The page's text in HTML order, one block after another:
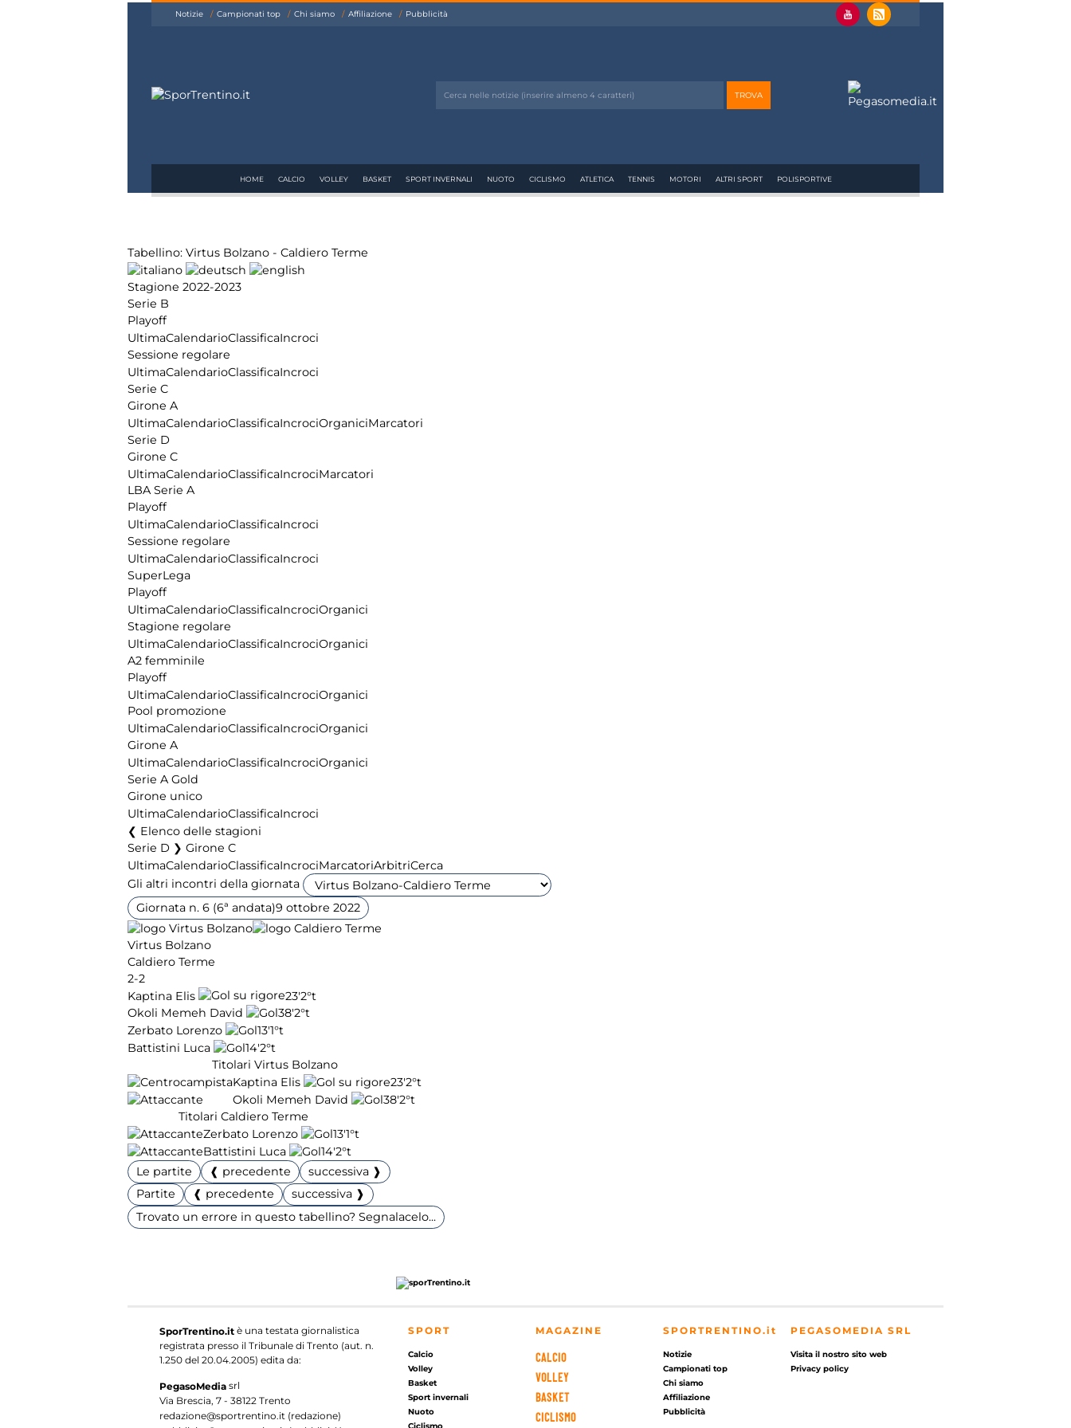
Notizie Campionati top Chi siamo Affiliazione Pubblicità
HOME CALCIO VOLLEY BASKET SPORT INVERNALI NUOTO CICLISMO ATLETICA TENNIS MOTORI ALTRI SPORT POLISPORTIVE
Tabellino: Virtus Bolzano - Caldiero Terme
Stagione 2022-2023
Serie B
Playoff
UltimaCalendarioClassificaIncroci
Sessione regolare
UltimaCalendarioClassificaIncroci
Serie C
Girone A
UltimaCalendarioClassificaIncrociOrganiciMarcatori
Serie D
Girone C
UltimaCalendarioClassificaIncrociMarcatori
LBA Serie A
Playoff
UltimaCalendarioClassificaIncroci
Sessione regolare
UltimaCalendarioClassificaIncroci
SuperLega
Playoff
UltimaCalendarioClassificaIncrociOrganici
Stagione regolare
UltimaCalendarioClassificaIncrociOrganici
A2 femminile
Playoff
UltimaCalendarioClassificaIncrociOrganici
Pool promozione
UltimaCalendarioClassificaIncrociOrganici
Girone A
UltimaCalendarioClassificaIncrociOrganici
Serie A Gold
Girone unico
UltimaCalendarioClassificaIncroci
Elenco delle stagioni
Serie D ❯ Girone C
UltimaCalendarioClassificaIncrociMarcatoriArbitriCerca
Gli altri incontri della giornata
Giornata n. 6 (6ª andata)9 ottobre 2022
Virtus Bolzano
Caldiero Terme
2-2
Kaptina Elis
23'2°t
Okoli Memeh David
38'2°t
Zerbato Lorenzo
13'1°t
Battistini Luca
14'2°t
Titolari Virtus Bolzano
Kaptina Elis
23'2°t
Okoli Memeh David
38'2°t
Titolari Caldiero Terme
Zerbato Lorenzo
13'1°t
Battistini Luca
14'2°t
Le partite
❰ precedente
successiva ❱
Partite
❰ precedente
successiva ❱
Trovato un errore in questo tabellino? Segnalacelo...
SporTrentino.it è una testata giornalistica
registrata presso il Tribunale di Trento (aut. n.
1.250 del 20.04.2005) edita da:
PegasoMedia srl
Via Brescia, 7 - 38122 Trento
redazione@sportrentino.it (redazione)
SPORT
Calcio
Volley
Basket
Sport invernali
Nuoto
MAGAZINE
CALCIO
VOLLEY
BASKET
CICLISMO
SPORTRENTINO.it
Notizie
Campionati top
Chi siamo
Affiliazione
Pubblicità
PEGASOMEDIA SRL
Visita il nostro sito web
Privacy policy